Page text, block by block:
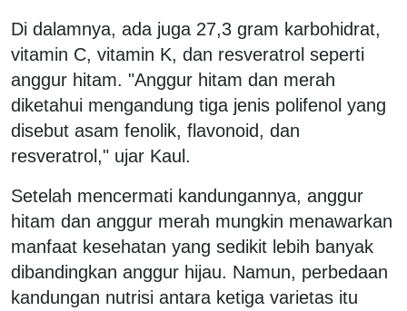
Di dalamnya, ada juga 27,3 gram karbohidrat,
vitamin C, vitamin K, dan resveratrol seperti
anggur hitam. "Anggur hitam dan merah
diketahui mengandung tiga jenis polifenol yang
disebut asam fenolik, flavonoid, dan
resveratrol," ujar Kaul.
Setelah mencermati kandungannya, anggur
hitam dan anggur merah mungkin menawarkan
manfaat kesehatan yang sedikit lebih banyak
dibandingkan anggur hijau. Namun, perbedaan
kandungan nutrisi antara ketiga varietas itu